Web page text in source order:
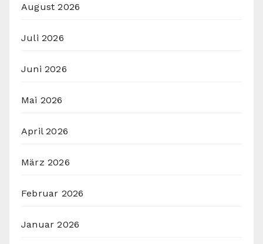
August 2026
Juli 2026
Juni 2026
Mai 2026
April 2026
März 2026
Februar 2026
Januar 2026